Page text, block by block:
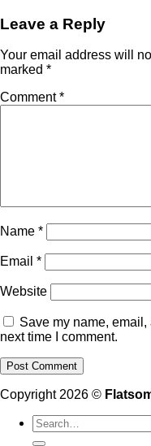
Leave a Reply
Your email address will
marked *
Comment*
Name *
Email *
Website
Save my name,
next time I comment.
Copyright 2026 ©